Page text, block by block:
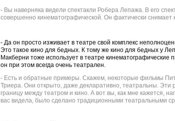
- Вы наверняка видели спектакли Робера Лепажа. В его
совершенно кинематографической. Он фактически снимает
- Да он просто изживает в театре свой комплекс
Это такое кино для бедных. К тому же кино для бедных у
Макберни тоже использует в театре
он при этом всегда очень театрален.
- Есть и обратные примеры. Скажем, некоторые фильмы
Триера. Они открыто, даже декларативно, театральны.
границу между театром и кино. А вот вы, как мне кажется,
вас видела, было сделано традиционными театральными